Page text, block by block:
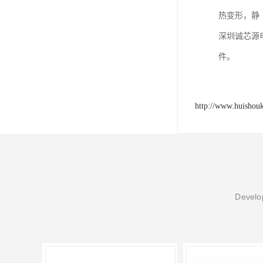
热变形，静
深圳诚芯源
件。
http://